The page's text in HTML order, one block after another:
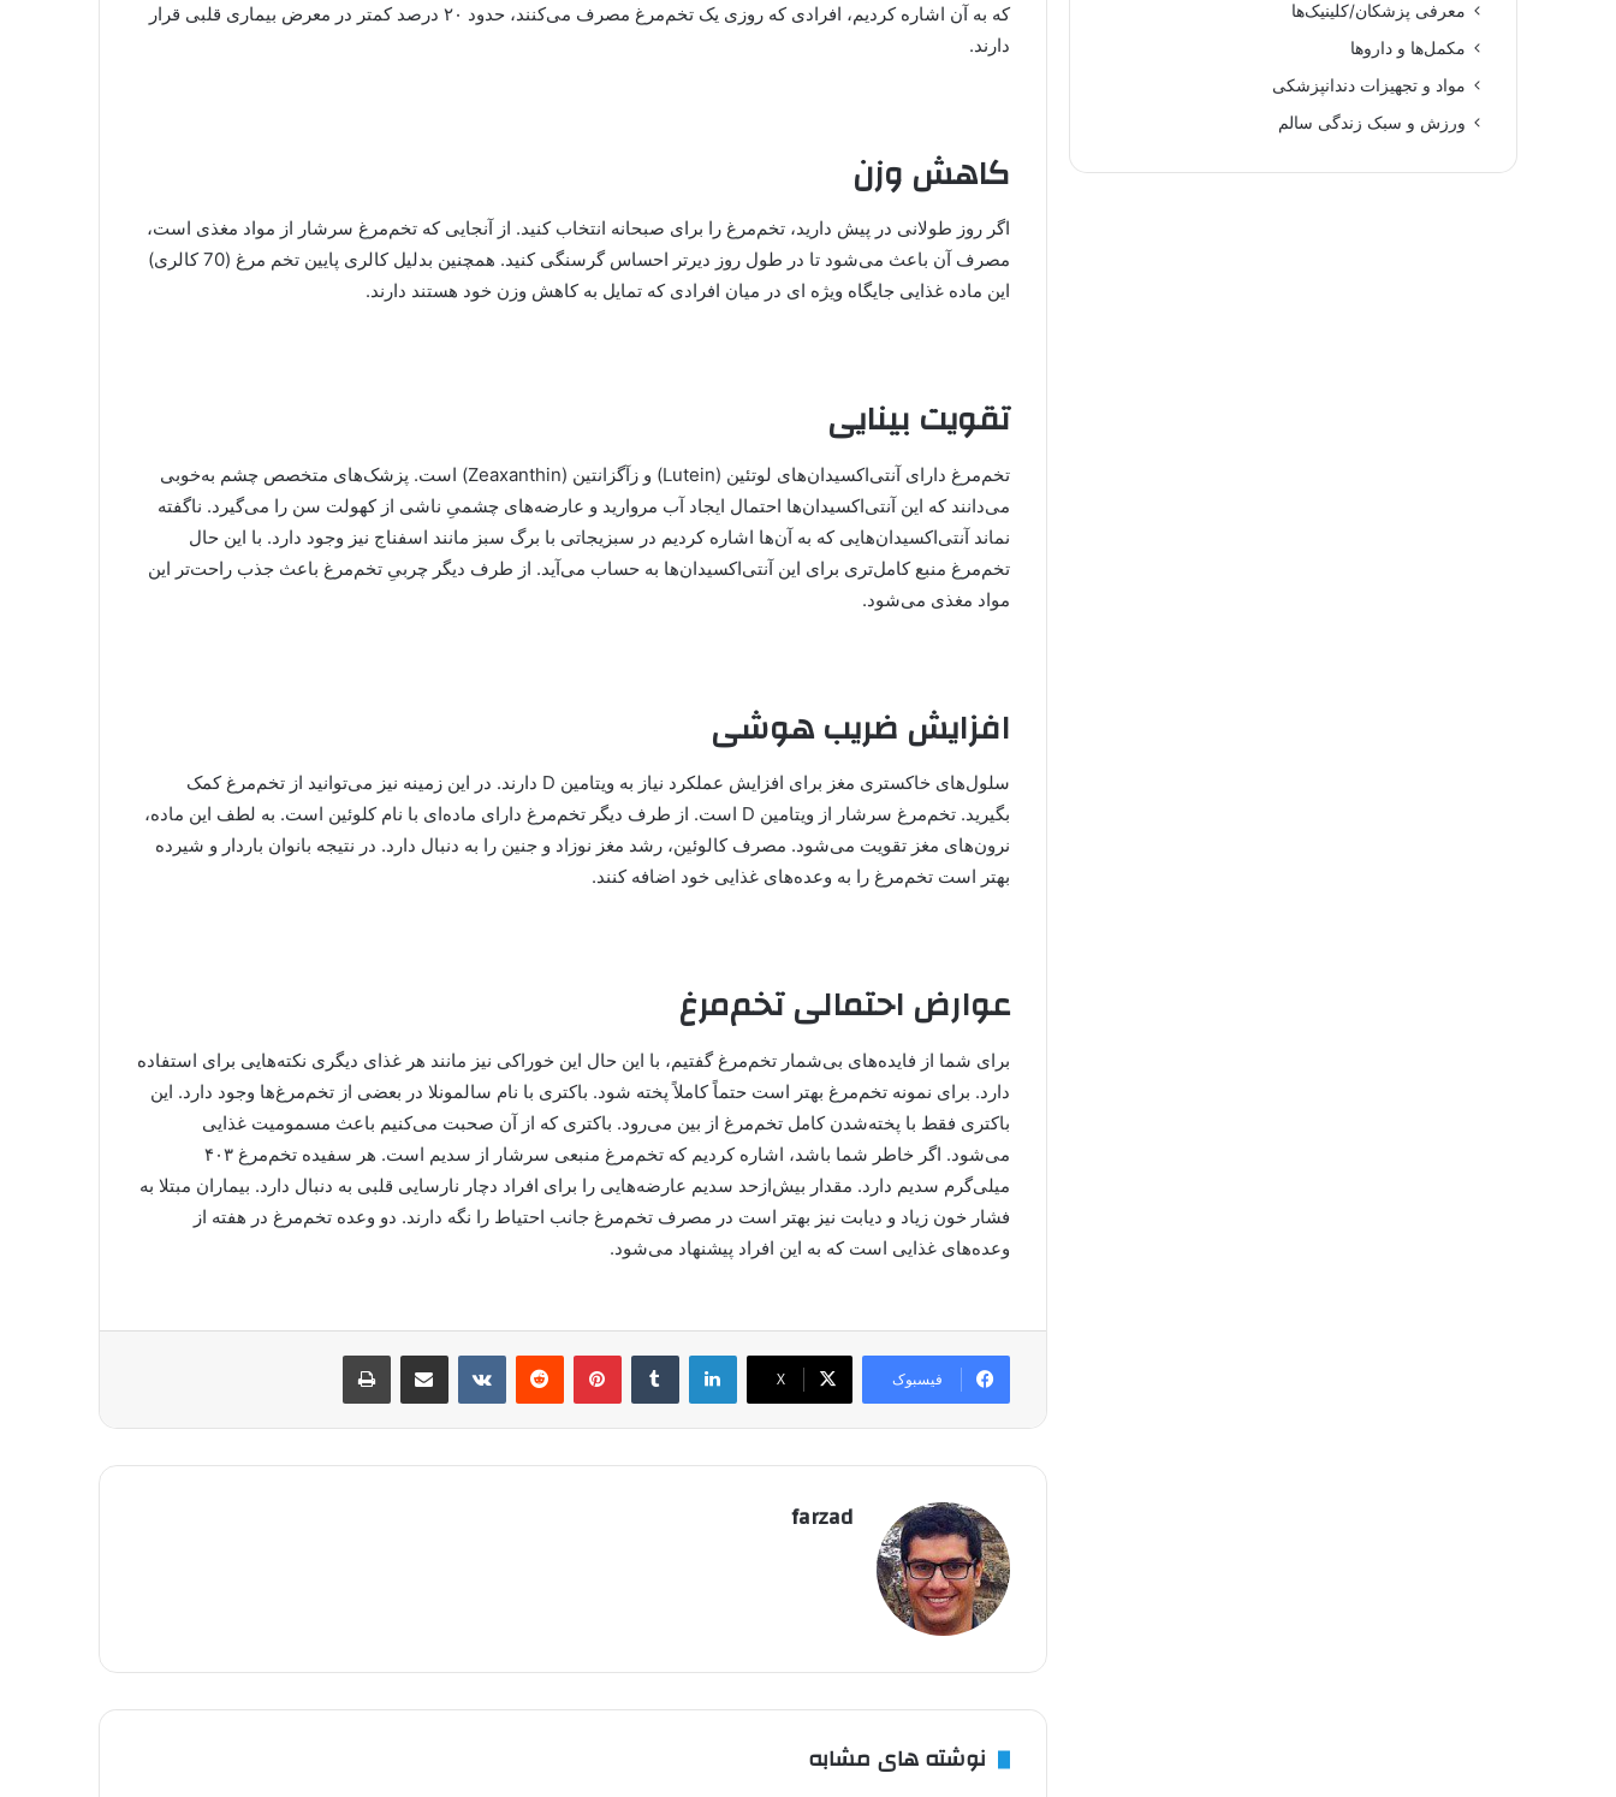
که به آن اشاره کردیم، افرادی که روزی یک تخم‌مرغ مصرف می‌کنند، حدود ۲۰ درصد کمتر در معرض بیماری قلبی قرار
دارند.
کاهش وزن
اگر روز طولانی در پیش دارید، تخم‌مرغ را برای صبحانه انتخاب کنید. از آنجایی که تخم‌مرغ سرشار از مواد مغذی است،
مصرف آن باعث می‌شود تا در طول روز دیرتر احساس گرسنگی کنید. همچنین بدلیل کالری پایین تخم مرغ (70 کالری)
این ماده غذایی جایگاه ویژه ای در میان افرادی که تمایل به کاهش وزن خود هستند دارند.
تقویت بینایی
تخم‌مرغ دارای آنتی‌اکسیدا‌ن‌های لوتئین (Lutein) و زآگزانتین (Zeaxanthin) است. پزشک‌های متخصص چشم به‌خوبی
می‌دانند که این آنتی‌اکسیدان‌ها احتمال ایجاد آب‌ مروارید و عارضه‌‌های چشمیِ ناشی از کهولت سن را می‌گیرد. ناگفته
نماند آنتی‌اکسیدان‌هایی که به‌ آن‌ها اشاره کردیم در سبزیجاتی با برگ سبز مانند اسفناج نیز وجود دارد. با این حال
تخم‌مرغ منبع کامل‌تری برای این آنتی‌اکسیدان‌ها به حساب می‌آید. از طرف دیگر چربیِ تخم‌مرغ باعث جذب‌ راحت‌تر این
مواد مغذی می‌شود.
افزایش ضریب هوشی
سلول‌های خاکستری مغز برای افزایش عملکرد نیاز به ویتامین D دارند. در این زمینه نیز می‌توانید از تخم‌مرغ کمک
بگیرید. تخم‌مرغ سرشار از ویتامین D است. از طرف دیگر تخم‌مرغ دارای ماده‌ای با نام کلوئین است. به لطف این ماده،
نرون‌های مغز تقویت می‌شود. مصرف کالوئین، رشد مغز نوزاد و جنین را به دنبال دارد. در نتیجه بانوان باردار و شیرده
بهتر است تخم‌مرغ را به وعده‌های غذایی خود اضافه کنند.
عوارض احتمالی تخم‌مرغ
برای شما از فایده‌های بی‌شمار تخم‌مرغ گفتیم، با این حال این خوراکی نیز مانند هر غذای دیگری نکته‌هایی برای استفاده
دارد. برای نمونه تخم‌مرغ بهتر است حتماً کاملاً پخته شود. باکتری با نام سالمونلا در بعضی از تخم‌مرغ‌ها وجود دارد. این
باکتری فقط با پخته‌شدن کامل تخم‌مرغ از بین می‌رود. باکتری که از آن صحبت می‌کنیم باعث مسمومیت غذایی
می‌شود. اگر خاطر شما باشد، اشاره کردیم که تخم‌مرغ منبعی سرشار از سدیم است. هر سفیده‌ تخم‌مرغ ۴۰۳
میلی‌گرم سدیم دارد. مقدار بیش‌از‌حد سدیم عارضه‌هایی را برای افراد دچار نارسایی قلبی به دنبال دارد. بیماران مبتلا به
فشار خون زیاد و دیابت نیز بهتر است در مصرف تخم‌مرغ جانب احتیاط را نگه دارند. دو وعده تخم‌مرغ در هفته از
وعده‌‌های غذایی است که به این افراد پیشنهاد می‌شود.
فیسبوک X
لینکدین ‫تامبلر پینترست‫رددیت ‫VKontakteاشتراک گذاری از طریق ایمیل چاپ
farzad
نوشته های مشابه
معرفی پزشکان/کلینیک‌ها
مکمل‌ها و داروها
مواد و تجهیزات دندانپزشکی
ورزش و سبک زندگی سالم